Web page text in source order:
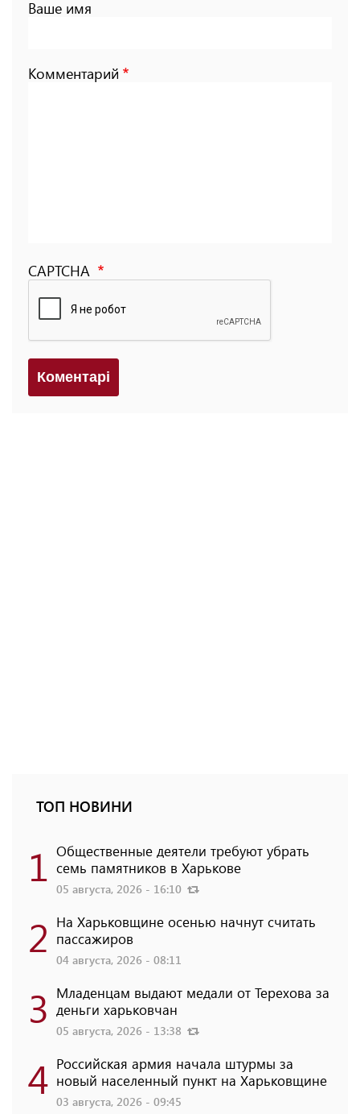
Ваше имя
Комментарий
CAPTCHA
Коментарi
ТОП НОВИНИ
1 Общественные деятели требуют убрать
семь памятников в Харькове
05 августа, 2026 - 16:10
2 На Харьковщине осенью начнут считать
пассажиров
04 августа, 2026 - 08:11
3 Младенцам выдают медали от Терехова за
деньги харьковчан
05 августа, 2026 - 13:38
4 Российская армия начала штурмы за
новый населенный пункт на Харьковщине
03 августа, 2026 - 09:45